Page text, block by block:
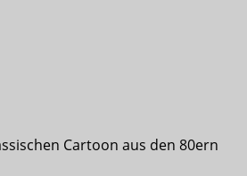
Cartoon aus den 80ern